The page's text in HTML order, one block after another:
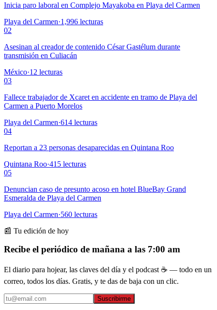
Inicia paro laboral en Complejo Mayakoba en Playa del Carmen
Playa del Carmen·1,996 lecturas
02
Asesinan al creador de contenido César Gastélum durante
transmisión en Culiacán
México·12 lecturas
03
Fallece trabajador de Xcaret en accidente en tramo de Playa del
Carmen a Puerto Morelos
Playa del Carmen·614 lecturas
04
Reportan a 23 personas desaparecidas en Quintana Roo
Quintana Roo·415 lecturas
05
Denuncian caso de presunto acoso en hotel BlueBay Grand
Esmeralda de Playa del Carmen
Playa del Carmen·560 lecturas
📰 Tu edición de hoy
Recibe el periódico de mañana a las 7:00 am
El diario para hojear, las claves del día y el podcast ☕ — todo en un
correo, todos los días. Gratis, y te das de baja con un clic.
Suscribirme